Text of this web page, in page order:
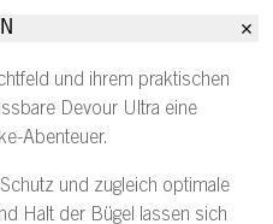
und ihrem praktischen
Devour Ultra eine
Abenteuer.
und zugleich optimale
Halt der Bügel lassen sich